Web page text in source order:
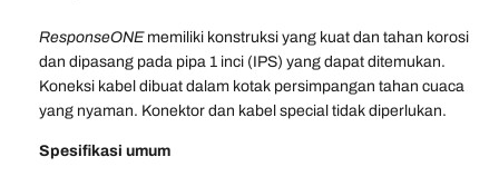
ResponseONEmemiliki konstruksi yang kuat dan tahan korosi
dan dipasang pada pipa 1 inci (IPS) yang dapat ditemukan.
Koneksi kabel dibuat dalam kotak persimpangan tahan cuaca
yang nyaman. Konektor dan kabel special tidak diperlukan.
Spesifikasi umum